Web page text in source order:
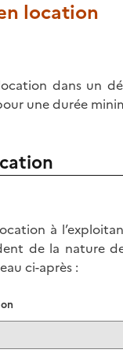
location
dans un
une durée
à
de la nature
ci-après :